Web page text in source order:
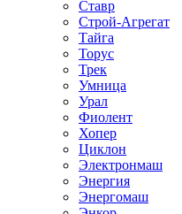
Ставр
Строй-Агрегат
Тайга
Торус
Трек
Умница
Урал
Фиолент
Хопер
Циклон
Электронмаш
Энергия
Энергомаш